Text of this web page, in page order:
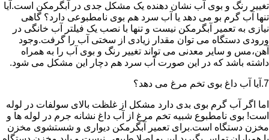
تغییر رنگ و بوی آب نشان دهنده یک مشکل جدی در آبگرمکن است.آیا
تنها آب گرم بو می دهد یا آب سرد هم بوی نامطبوعی دارد؟ گاهی
نیازی به تعمیر آبگرمکن نیست و تنها با نصب یک فیلتر آب خانگی در
ورودی دستگاه می توان مقدار زیادی از سختی آب را گرفت.وجود
آهن،مس و سایر معدنی می تواند تغییر رنگ و بوی آب را به همراه
داشته باشد که در این صورت آب سرد هم دچار این مشکل می شود.
7.آیا آب داغ بوی تخم مرغ می دهد؟
اما اگر آب گرم بوی بدی دارد مشکل از غلظت بالای سولفات در لوله
است! بوی نامطبوع شبیه تخم مرغ از آب داغ نشانه جرم در لوله ها و
مخزن دستگاه است.برای تعمیر آبگرمکن دیواری و شستشوی مخزن